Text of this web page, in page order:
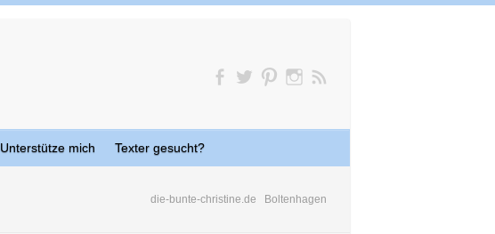
Unterstütze mich Texter gesucht?
die-bunte-christine.de Boltenhagen